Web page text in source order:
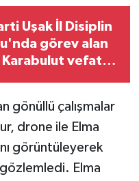
Uşak İl Disiplin
görev alan
Karabulut vefat
gönüllü çalışmalar
drone ile Elma
görüntüleyerek
gözlemledi. Elma